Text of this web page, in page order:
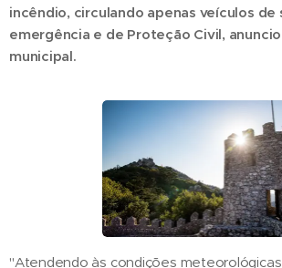
incêndio, circulando apenas veículos de
emergência e de Proteção Civil,
municipal.
"Atendendo às condições